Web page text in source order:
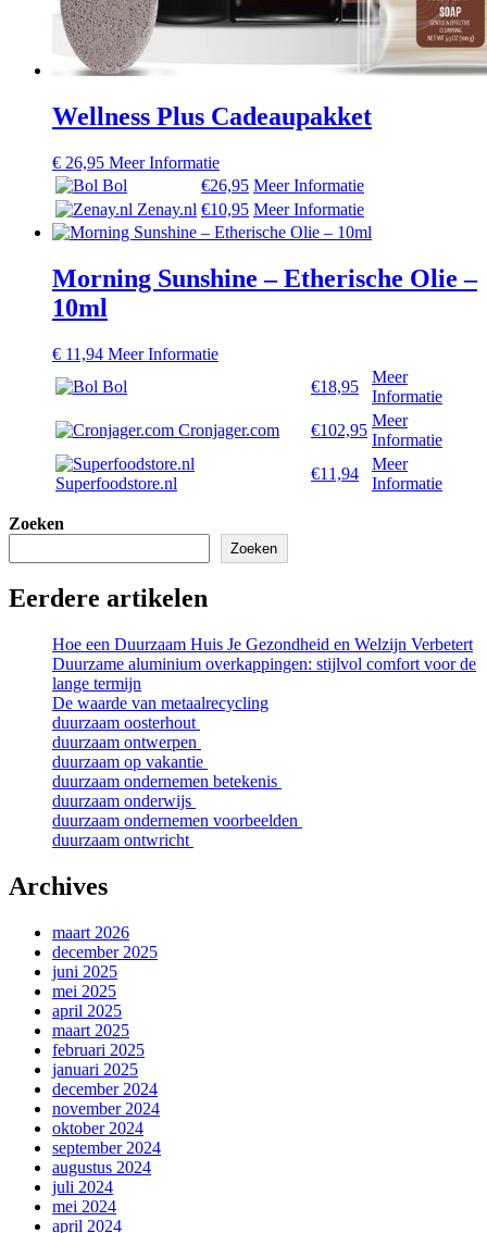
Wellness Plus Cadeaupakket
€ 26,95 Meer Informatie
Bol
€26,95 Meer Informatie
Zenay.nl €10,95 Meer Informatie
Morning Sunshine – Etherische Olie –
10ml
€ 11,94 Meer Informatie
Bol
€18,95
Meer
Informatie
Cronjager.com
€102,95
Meer
Informatie
Superfoodstore.nl
€11,94
Meer
Informatie
Zoeken
Zoeken
Eerdere artikelen
Hoe een Duurzaam Huis Je Gezondheid en Welzijn Verbetert
Duurzame aluminium overkappingen: stijlvol comfort voor de
lange termijn
De waarde van metaalrecycling
duurzaam oosterhout
duurzaam ontwerpen
duurzaam op vakantie
duurzaam ondernemen betekenis
duurzaam onderwijs
duurzaam ondernemen voorbeelden
duurzaam ontwricht
Archives
maart 2026
december 2025
juni 2025
mei 2025
april 2025
maart 2025
februari 2025
januari 2025
december 2024
november 2024
oktober 2024
september 2024
augustus 2024
juli 2024
mei 2024
april 2024